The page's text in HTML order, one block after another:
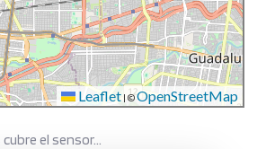
Leaflet | ©OpenStreetMap
el sensor...